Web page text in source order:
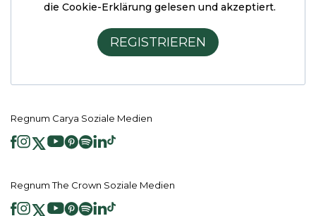
die Cookie-Erklärung gelesen und akzeptiert.
REGISTRIEREN
Regnum Carya Soziale Medien
Regnum The Crown Soziale Medien